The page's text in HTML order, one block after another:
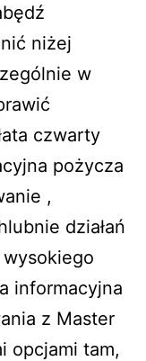
niżej
w
czwarty
pożycza
,
działań
informacyjna
z Master
opcjami tam,